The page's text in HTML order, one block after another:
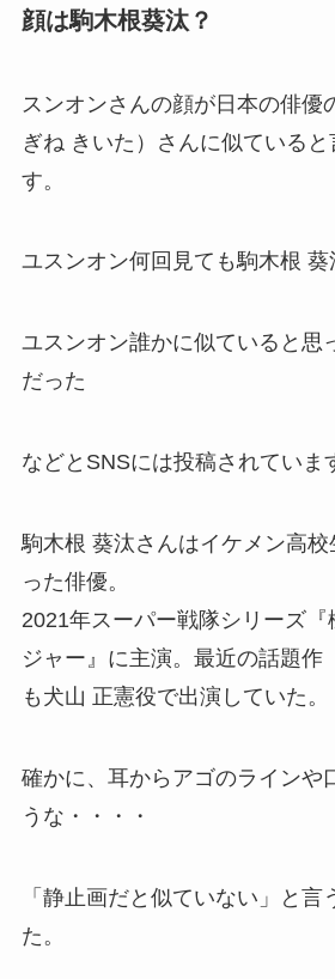
顔は駒木根葵汰？
スンオンさんの顔が日本の俳優
ぎね きいた）さんに似ている
す。
ユスンオン何回見ても駒木根 葵
ユスンオン誰かに似ていると思
だった
などとSNSには投稿されていま
駒木根 葵汰さんはイケメン高
った俳優。
2021年スーパー戦隊シリーズ『
ジャー』に主演。最近の話題作
も犬山 正憲役で出演していた。
確かに、耳からアゴのラインや
うな・・・・
「静止画だと似ていない」と言
た。